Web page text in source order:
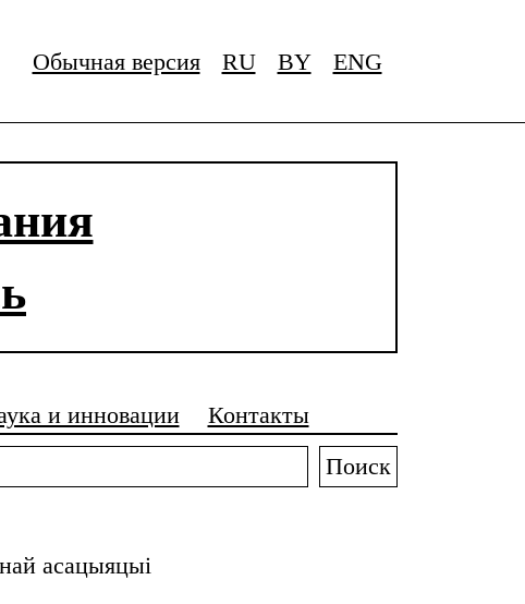
Обычная версия RU BY ENG
и инновации
Контакты
Поиск
асацыяцыі